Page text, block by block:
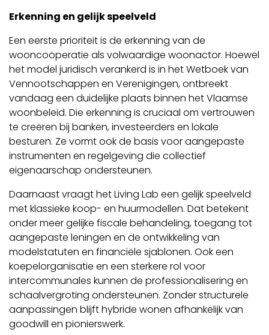
Erkenning en gelijk speelveld
Een eerste prioriteit is de erkenning van de
wooncoöperatie als volwaardige woonactor. Hoewel
het model juridisch verankerd is in het Wetboek van
Vennootschappen en Verenigingen, ontbreekt
vandaag een duidelijke plaats binnen het Vlaamse
woonbeleid. Die erkenning is cruciaal om vertrouwen
te creëren bij banken, investeerders en lokale
besturen. Ze vormt ook de basis voor aangepaste
instrumenten en regelgeving die collectief
eigenaarschap ondersteunen.
Daarnaast vraagt het Living Lab een gelijk speelveld
met klassieke koop- en huurmodellen. Dat betekent
onder meer gelijke fiscale behandeling, toegang tot
aangepaste leningen en de ontwikkeling van
modelstatuten en financiële sjablonen. Ook een
koepelorganisatie en een sterkere rol voor
intercommunales kunnen de professionalisering en
schaalvergroting ondersteunen. Zonder structurele
aanpassingen blijft hybride wonen afhankelijk van
goodwill en pionierswerk.